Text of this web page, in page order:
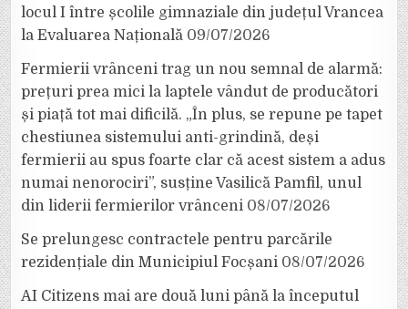
locul I între școlile gimnaziale din județul Vrancea
la Evaluarea Națională 09/07/2026
Fermierii vrânceni trag un nou semnal de alarmă:
prețuri prea mici la laptele vândut de producători
și piață tot mai dificilă. „În plus, se repune pe tapet
chestiunea sistemului anti-grindină, deși
fermierii au spus foarte clar că acest sistem a adus
numai nenorociri”, susține Vasilică Pamfil, unul
din liderii fermierilor vrânceni 08/07/2026
Se prelungesc contractele pentru parcările
rezidențiale din Municipiul Focșani 08/07/2026
AI Citizens mai are două luni până la începutul